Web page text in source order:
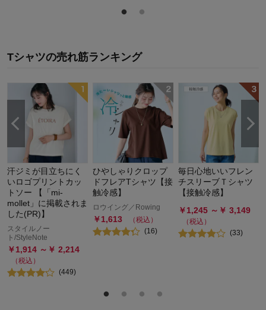
Tシャツの売れ筋ランキング
汗ジミが目立ちにく
いロゴプリントカッ
トソー 【「mi-
mollet」に掲載されま
した(PR)】
スタイルノー
ト/StyleNote
￥1,914 ～￥ 2,214
（税込）
(449)
ひやしゃりクロップ
ドフレアTシャツ【接
触冷感】
ロウイング／Rowing
￥1,613
（税込）
(16)
毎日心地いいフレン
チスリーブＴシャツ
【接触冷感】
￥1,245 ～￥ 3,149
（税込）
(33)